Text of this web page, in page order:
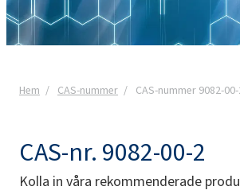
Hem CAS-nummer CAS-nummer 9082-
CAS-nr. 9082-00-2
Kolla in våra rekommenderade